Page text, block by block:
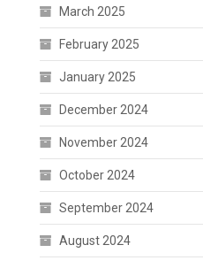
March 2025
February 2025
January 2025
December 2024
November 2024
October 2024
September 2024
August 2024